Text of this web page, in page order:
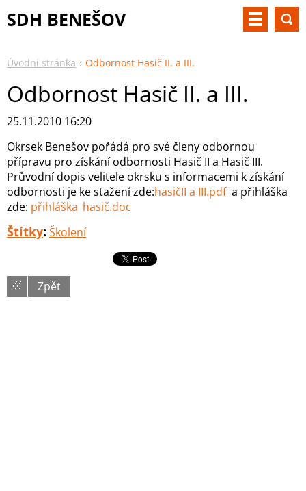
SDH BENEŠOV
Úvodní stránka Odbornost Hasič II. a III.
Odbornost Hasič II. a III.
25.11.2010 16:20
Okrsek Benešov pořádá pro své členy odbornou
přípravu pro získání odbornosti Hasič II a Hasič III.
Průvodní dopis velitele okrsku s informacemi k získání
odbornosti je ke stažení zde:hasičII a III.pdfa přihláška
zde: přihláška_hasič.doc
Štítky: Školení
Zpět